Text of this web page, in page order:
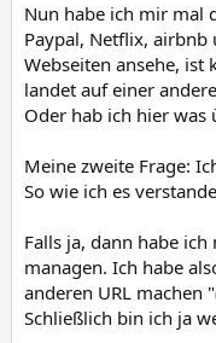
Nun habe ich mir mal
Paypal, Netflix, airbnb
Webseiten ansehe, ist
landet auf einer
Oder hab ich hier was
Meine zweite Frage:
So wie ich es
Falls ja, dann habe
managen. Ich habe
anderen URL machen
Schließlich bin ich ja